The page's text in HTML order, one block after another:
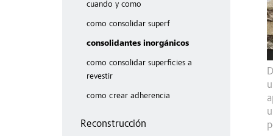
cuando y como
como consolidar superf
consolidantes inorgánicos
como consolidar superficies a
revestir
como crear adherencia
Reconstrucción